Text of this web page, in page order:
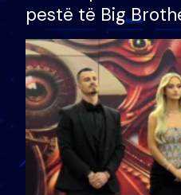
pestë të Big
çmimin e madh